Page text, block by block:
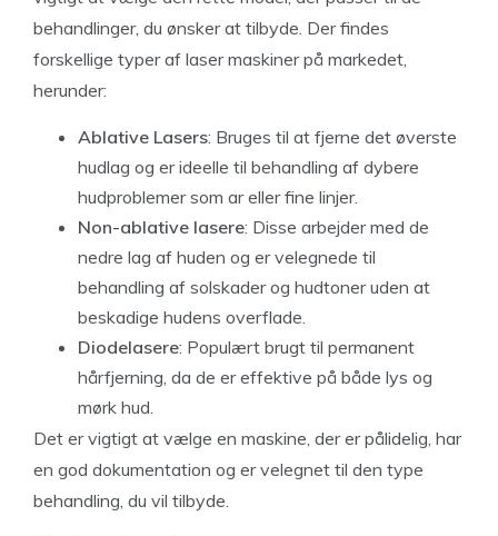
behandlinger, du ønsker at tilbyde. Der findes
forskellige typer af laser maskiner på markedet,
herunder:
Ablative Lasers: Bruges til at fjerne det øverste
hudlag og er ideelle til behandling af dybere
hudproblemer som ar eller fine linjer.
Non-ablative lasere: Disse arbejder med de
nedre lag af huden og er velegnede til
behandling af solskader og hudtoner uden at
beskadige hudens overflade.
Diodelasere: Populært brugt til permanent
hårfjerning, da de er effektive på både lys og
mørk hud.
Det er vigtigt at vælge en maskine, der er pålidelig, har
en god dokumentation og er velegnet til den type
behandling, du vil tilbyde.